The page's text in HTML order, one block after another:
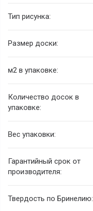
Тип рисунка:
Размер доски:
м2 в упаковке:
Количество досок в
упаковке:
Вес упаковки:
Гарантийный срок от
производителя:
Твердость по Бринелию: